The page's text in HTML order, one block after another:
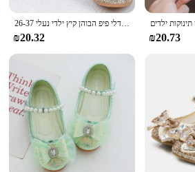
נסיכת בנות מסיבת נעלי ילדי סנדלי צבעוני פאייטים גבוהה עקבים נעלי בנות סנדלי פיפ הבוהן קיץ ילדי נעלי 26-37
₪20.32 ₪20.73